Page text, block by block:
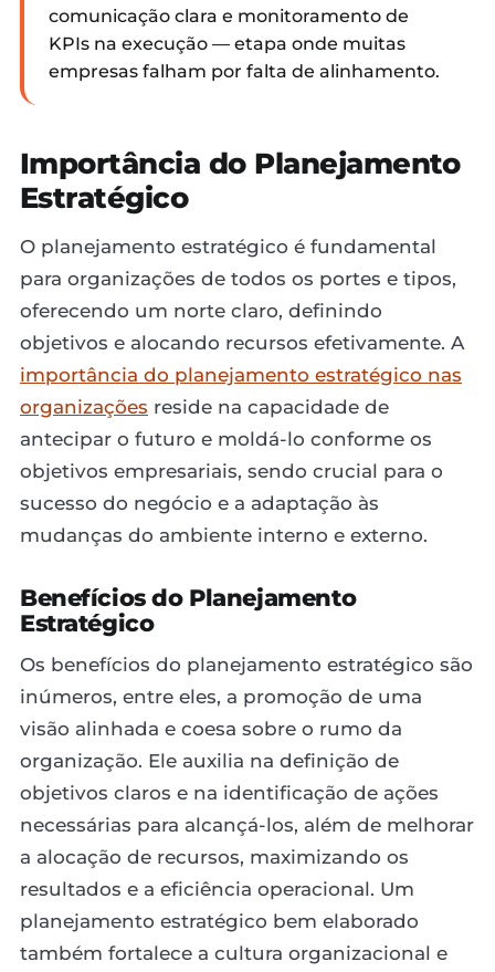
comunicação clara e monitoramento de
KPIs na execução — etapa onde muitas
empresas falham por falta de alinhamento.
Importância do Planejamento
Estratégico
O planejamento estratégico é fundamental
para organizações de todos os portes e tipos,
oferecendo um norte claro, definindo
objetivos e alocando recursos efetivamente. A
importância do planejamento estratégico nas
organizações reside na capacidade de
antecipar o futuro e moldá-lo conforme os
objetivos empresariais, sendo crucial para o
sucesso do negócio e a adaptação às
mudanças do ambiente interno e externo.
Benefícios do Planejamento
Estratégico
Os benefícios do planejamento estratégico são
inúmeros, entre eles, a promoção de uma
visão alinhada e coesa sobre o rumo da
organização. Ele auxilia na definição de
objetivos claros e na identificação de ações
necessárias para alcançá-los, além de melhorar
a alocação de recursos, maximizando os
resultados e a eficiência operacional. Um
planejamento estratégico bem elaborado
também fortalece a cultura organizacional e